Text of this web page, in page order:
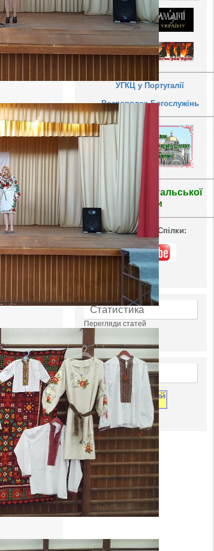
УГКЦ у Португалії
Розпорядок Богослужінь
Уроки португальської
мови
Відеоархів Спілки:
Статистика
Перегляди статей
Лічильник